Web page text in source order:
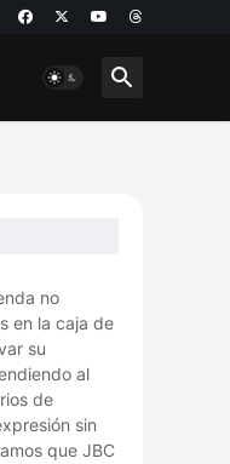
no
en la caja de
su
al
de
sin
que JBC